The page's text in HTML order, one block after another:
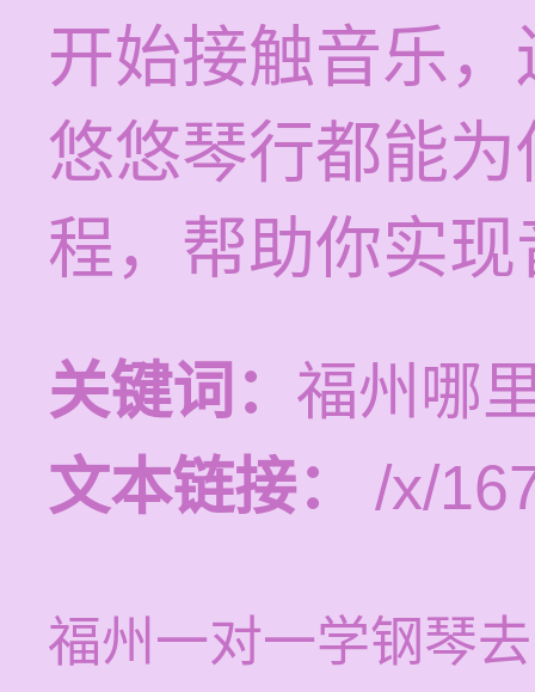
开始接触音乐
悠悠琴行都能
程，帮助你实
关键词： 福州哪
文本链接：
/x/
福州一对一学钢琴